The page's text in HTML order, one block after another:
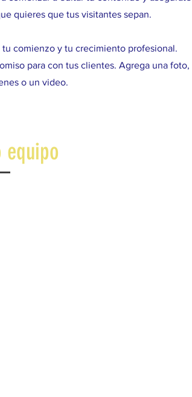
quieres que tus visitantes sepan.
comienzo y tu crecimiento profesional.
para con tus clientes. Agrega una foto,
o un video.
equipo